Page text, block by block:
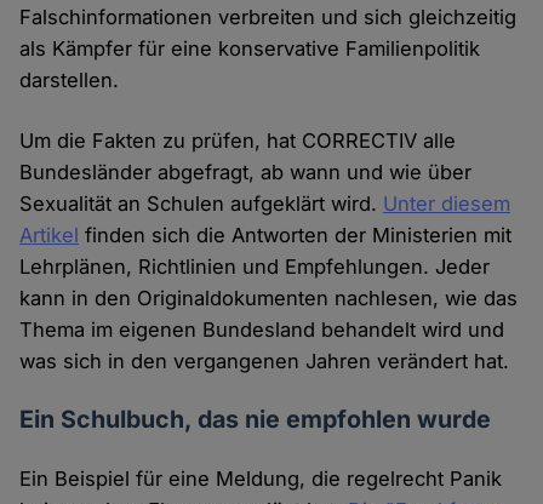
Falschinformationen verbreiten und sich gleichzeitig
als Kämpfer für eine konservative Familienpolitik
darstellen.
Um die Fakten zu prüfen, hat CORRECTIV alle
Bundesländer abgefragt, ab wann und wie über
Sexualität an Schulen aufgeklärt wird. Unter diesem
Artikel finden sich die Antworten der Ministerien mit
Lehrplänen, Richtlinien und Empfehlungen. Jeder
kann in den Originaldokumenten nachlesen, wie das
Thema im eigenen Bundesland behandelt wird und
was sich in den vergangenen Jahren verändert hat.
Ein Schulbuch, das nie empfohlen wurde
Ein Beispiel für eine Meldung, die regelrecht Panik